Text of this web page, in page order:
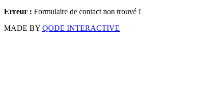
Erreur : Formulaire de contact non trouvé !
MADE BY QODE INTERACTIVE